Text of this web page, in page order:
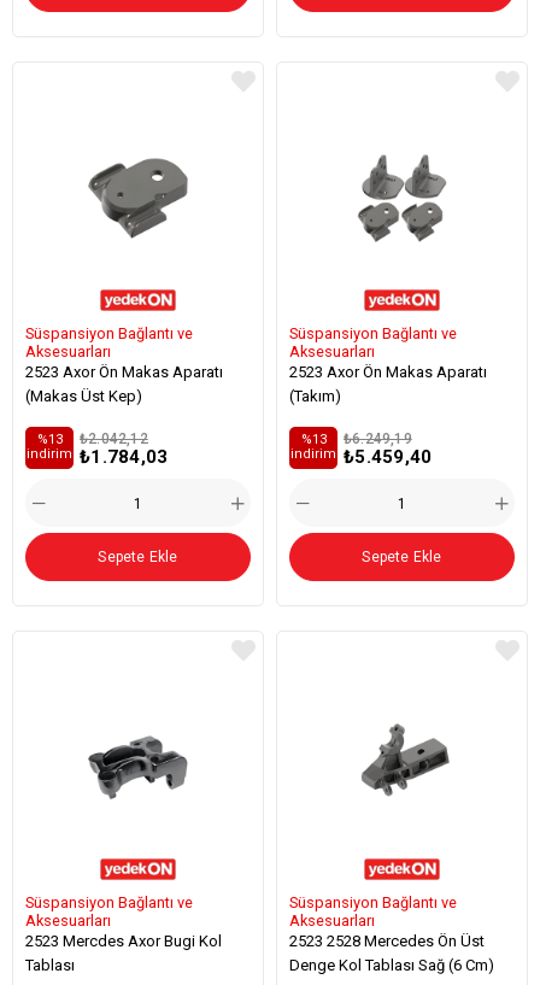
Süspansiyon Bağlantı ve
Aksesuarları
2523 Axor Ön Makas Aparatı
(Makas Üst Kep)
₺1.784,03
₺2.042,12
%13
i̇ndirim
Sepete Ekle
Süspansiyon Bağlantı ve
Aksesuarları
2523 Axor Ön Makas Aparatı
(Takım)
₺5.459,40
₺6.249,19
%13
i̇ndirim
Sepete Ekle
Süspansiyon Bağlantı ve
Aksesuarları
2523 Mercdes Axor Bugi Kol
Tablası
Süspansiyon Bağlantı ve
Aksesuarları
2523 2528 Mercedes Ön Üst
Denge Kol Tablası Sağ (6 Cm)